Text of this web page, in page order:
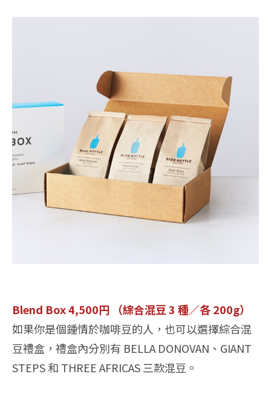
Blend Box 4,500円 （綜合混豆 3 種／各 200g）
如果你是個鍾情於咖啡豆的人，也可以選擇綜合混
豆禮盒，禮盒內分別有 BELLA DONOVAN、GIANT
STEPS 和 THREE AFRICAS 三款混豆。